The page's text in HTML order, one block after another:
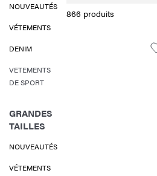
NOUVEAUTÉS
VÉTEMENTS
DENIM
VETEMENTS
DE SPORT
GRANDES
TAILLES
NOUVEAUTÉS
VÉTEMENTS
866 produits